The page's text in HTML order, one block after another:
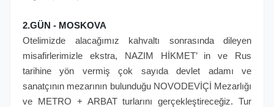
2.GÜN - MOSKOVA
Otelimizde alacağımız kahvaltı sonrasında dileyen
misafirlerimizle ekstra, NAZIM HİKMET’ in ve Rus
tarihine yön vermiş çok sayıda devlet adamı ve
sanatçının mezarının bulunduğu NOVODEVİÇİ Mezarlığı
ve METRO + ARBAT turlarını gerçekleştireceğiz. Tur